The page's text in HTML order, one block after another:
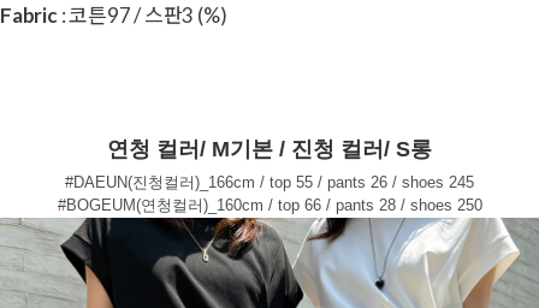
Fabric: 코튼97 / 스판3 (%)
연청 컬러/ M기본 / 진청 컬러/ S롱
#DAEUN(진청컬러)_166cm / top 55 / pants 26 / shoes 245
#BOGEUM(연청컬러)_160cm / top 66 / pants 28 / shoes 250